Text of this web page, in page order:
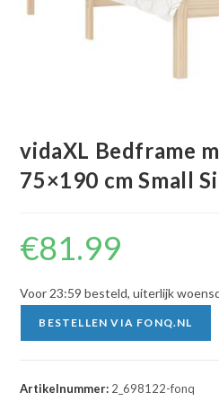
vidaXL Bedframe
75×190 cm Small
€81.99
Voor 23:59 besteld, uiterlijk
BESTELLEN VIA FONQ.NL
Artikelnummer: 2_698122-fonq